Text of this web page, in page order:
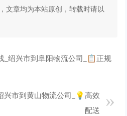
文章均为本站原创，转载时请以
_绍兴市到阜阳物流公司_📋正规
兴市到黄山物流公司_💡高效
配送